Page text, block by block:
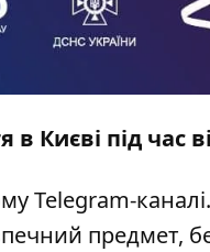
в Києві під час
Telegram-каналі
предмет,